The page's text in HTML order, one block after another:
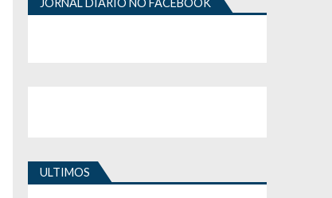
JORNAL DIÁRIO NO FACEBOOK
ULTIMOS